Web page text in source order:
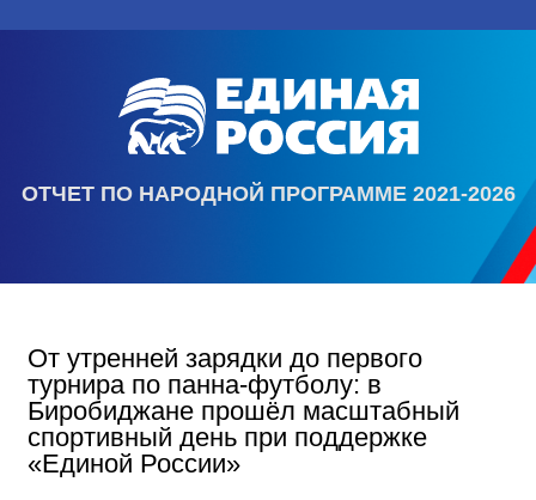
ОТЧЕТ ПО НАРОДНОЙ ПРОГРАММЕ 2021-2026
От утренней зарядки до первого
турнира по панна-футболу: в
Биробиджане прошёл масштабный
спортивный день при поддержке
«Единой России»